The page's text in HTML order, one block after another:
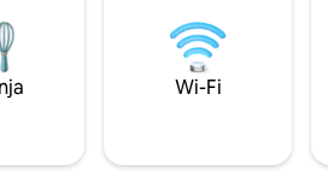
Wi-Fi